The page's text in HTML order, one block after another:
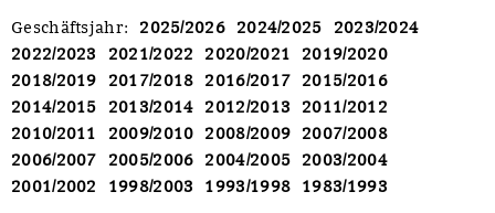
Geschäftsjahr: 2025/2026 2024/2025
2023/2024
2022/2023
2021/2022 2020/2021
2019/2020
2018/2019
2017/2018 2016/2017
2015/2016
2014/2015
2013/2014 2012/2013
2011/2012
2010/2011
2009/2010 2008/2009
2007/2008
2006/2007
2005/2006 2004/2005
2003/2004
2001/2002
1998/2003 1993/1998 1983/1993